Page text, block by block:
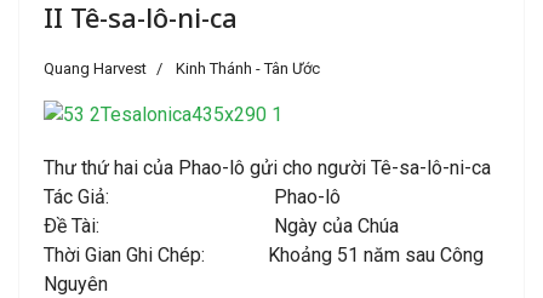
II Tê-sa-lô-ni-ca
Quang Harvest Kinh Thánh - Tân Ước
Thư thứ hai của Phao-lô gửi cho người Tê-sa-lô-ni-ca
Tác Giả: Phao-lô
Ðề Tài: Ngày của Chúa
Thời Gian Ghi Chép: Khoảng 51 năm sau Công
Nguyên